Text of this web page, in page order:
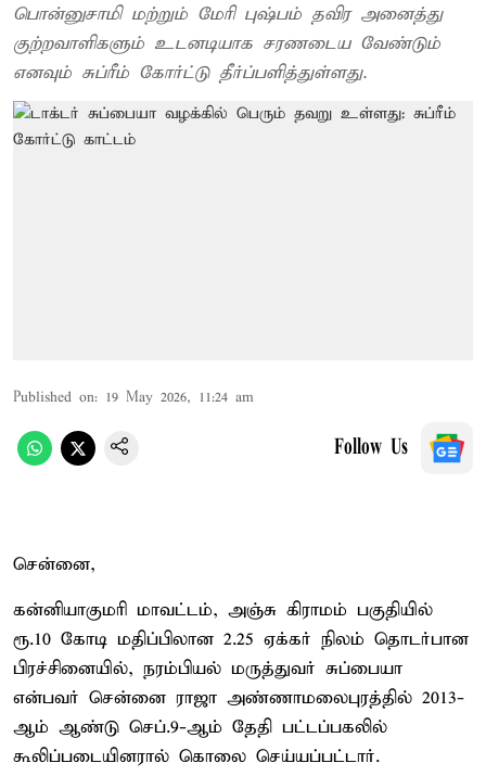
பொன்னுசாமி மற்றும் மேரி புஷ்பம் தவிர அனைத்து
குற்றவாளிகளும் உடனடியாக சரணடைய வேண்டும்
எனவும் சுப்ரீம் கோர்ட்டு தீர்ப்பளித்துள்ளது.
Published on: 19 May 2026, 11:24 am
Follow Us
சென்னை,
கன்னியாகுமரி மாவட்டம், அஞ்சு கிராமம் பகுதியில்
ரூ.10 கோடி மதிப்பிலான 2.25 ஏக்கர் நிலம் தொடர்பான
பிரச்சினையில், நரம்பியல் மருத்துவர் சுப்பையா
என்பவர் சென்னை ராஜா அண்ணாமலைபுரத்தில் 2013-
ஆம் ஆண்டு செப்.9-ஆம் தேதி பட்டப்பகலில்
கூலிப்படையினரால் கொலை செய்யப்பட்டார்.